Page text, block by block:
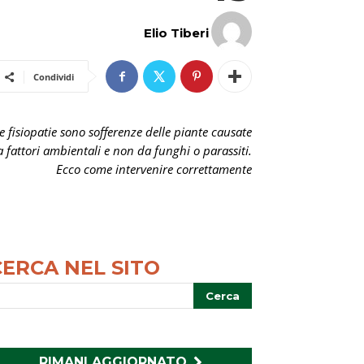
Elio Tiberi
Condividi
fisiopatie sono sofferenze delle piante causate
fattori ambientali e non da funghi o parassiti.
Ecco come intervenire correttamente
NEL SITO